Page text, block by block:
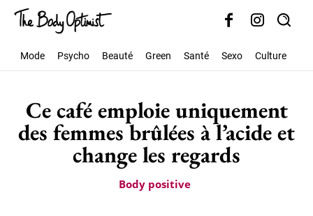
Mode Psycho Beauté Green Santé Sexo Culture
Ce café emploie uniquement
des femmes brûlées à l’acide et
change les regards
Body positive